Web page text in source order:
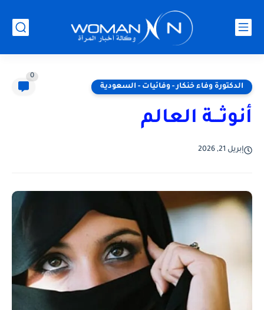
الدكتورة وفاء خنكار - وفائيات - السعودية
0
أنوثـــة العالم
إبريل 21, 2026